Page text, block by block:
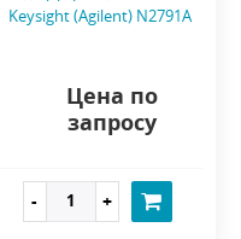
Keysight (Agilent) N2791A
Цена по
запросу